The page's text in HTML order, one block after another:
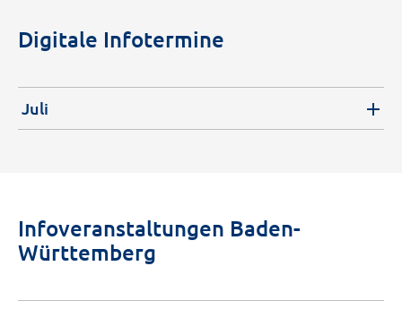
Digitale Infotermine
Juli
Infoveranstaltungen Baden-
Württemberg